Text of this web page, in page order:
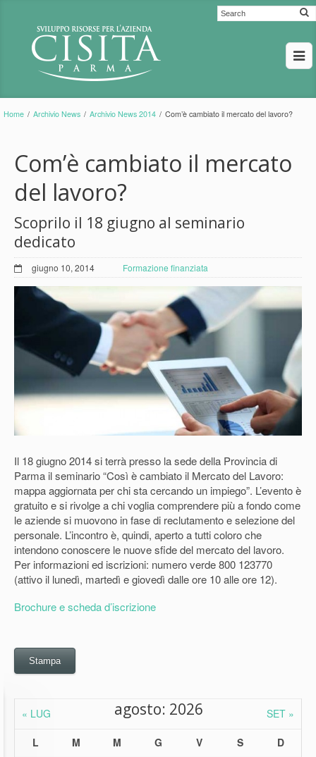
Home / Archivio News / Archivio News 2014 / Com’è cambiato il mercato del lavoro?
Com’è cambiato il mercato
del lavoro?
Scoprilo il 18 giugno al seminario
dedicato
giugno 10, 2014 Formazione finanziata
Il 18 giugno 2014 si terrà presso la sede della Provincia di
Parma il seminario “Così è cambiato il Mercato del Lavoro:
mappa aggiornata per chi sta cercando un impiego”. L’evento è
gratuito e si rivolge a chi voglia comprendere più a fondo come
le aziende si muovono in fase di reclutamento e selezione del
personale. L’incontro è, quindi, aperto a tutti coloro che
intendono conoscere le nuove sfide del mercato del lavoro.
Per informazioni ed iscrizioni: numero verde 800 123770
(attivo il lunedì, martedì e giovedì dalle ore 10 alle ore 12).
Brochure e scheda d’iscrizione
Stampa
« LUG SET »
agosto: 2026
L M M G V S
D